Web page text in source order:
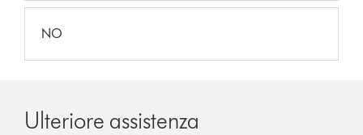
NO
Ulteriore assistenza